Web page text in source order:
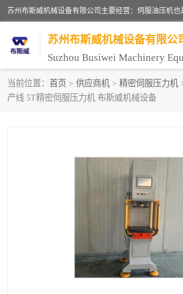
苏州布斯威机械设备有限公
当前位置： 首页 > 供应商机 > 精密伺服压力机
产线 5T精密伺服压力机 布斯威机械设备
单柱油压机-C型油压机 四柱油
精密伺